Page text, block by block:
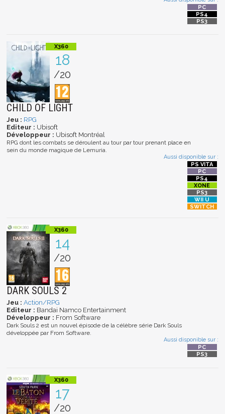
18
/20
CHILD OF LIGHT
Jeu : RPG
Editeur : Ubisoft
Développeur : Ubisoft Montréal
RPG dont les combats se déroulent au tour par tour prenant place en
sein du monde magique de Lemuria.
Aussi disponible sur :
14
/20
DARK SOULS 2
Jeu : Action/RPG
Editeur : Bandai Namco Entertainment
Développeur : From Software
Dark Souls 2 est un nouvel épisode de la célèbre série Dark Souls
développée par From Software.
Aussi disponible sur :
17
/20